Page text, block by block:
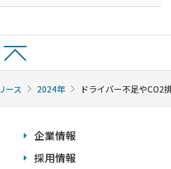
ース 2024年 ドライバー不足やCO2
企業情報
採用情報